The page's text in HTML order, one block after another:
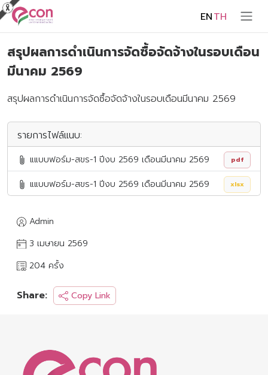
ENTH
สรุปผลการดำเนินการจัดซื้อจัดจ้างในรอบเดือน
มีนาคม 2569
สรุปผลการดำเนินการจัดซื้อจัดจ้างในรอบเดือนมีนาคม 2569
รายการไฟล์แนบ:
แแบบฟอร์ม-สขร-1 ปีงบ 2569 เดือนมีนาคม 2569 pdf
แแบบฟอร์ม-สขร-1 ปีงบ 2569 เดือนมีนาคม 2569 xlsx
Admin
3 เมษายน 2569
204 ครั้ง
Share: Copy Link